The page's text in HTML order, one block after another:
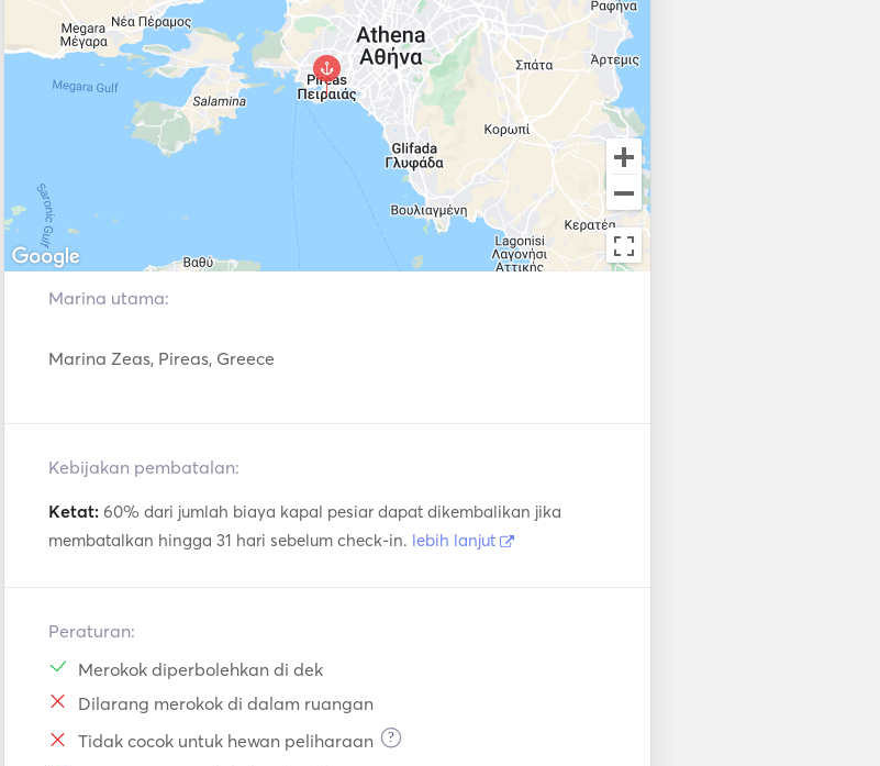
for one adult or two kids. 1 x Falcon-3 (towable couch for 3-persons). 1 x
Jobe Hydra towable for one kid. 1 x Banana for 3-persons. 1 x stand up
paddle board (SUP). Water ski. Knee board. Wake board. Snorkel &
standard fishing equipment. Fishing rods.
Outdoor dining space on the stern, bow and fly bridge. BBQ on the fly
bridge. Ice maker. Water maker. Based in Mandraki, Rhodes, Dodecanese
Marina utama:
Marina Zeas, Pireas, Greece
Kebijakan pembatalan:
Ketat: 60% dari jumlah biaya kapal pesiar dapat dikembalikan jika
membatalkan hingga 31 hari sebelum check-in. lebih lanjut
Peraturan:
Merokok diperbolehkan di dek
Dilarang merokok di dalam ruangan
Tidak cocok untuk hewan peliharaan
?